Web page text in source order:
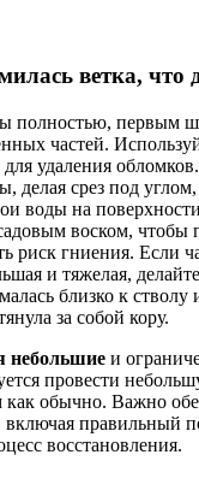
ветка, что
полностью, первым
частей.
удаления
делая срез под
воды на
воском, чтобы
риск гниения. Если
и тяжелая,
близко к стволу
за собой кору.
небольшие и
провести
как обычно. Важно
включая правильный
восстановления.